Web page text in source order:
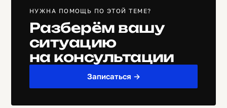
НУЖНА ПОМОЩЬ ПО ЭТОЙ ТЕМЕ?
Разберём вашу
ситуацию
на консультации
Записаться →